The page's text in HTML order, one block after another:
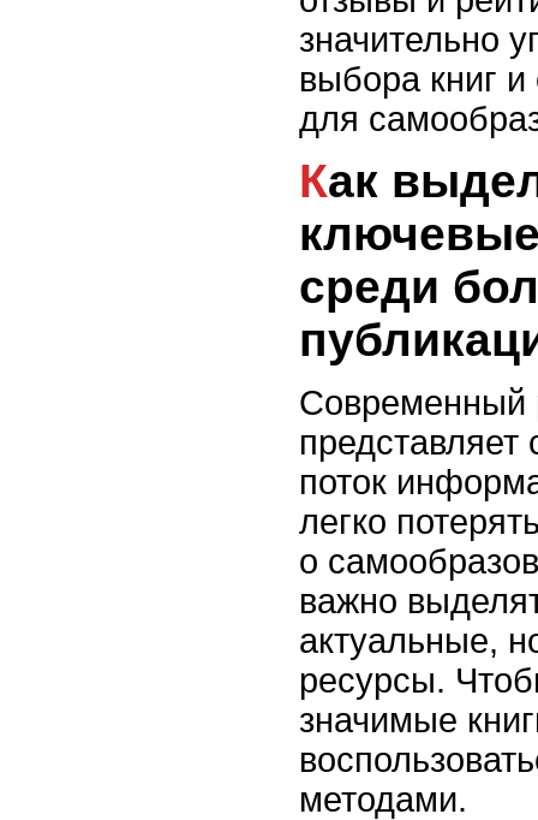
значительно
выбора книг
для
Как выделить
среди
Современный
поток
легко
о
важно
актуальные,
ресурсы.
значимые
методами.